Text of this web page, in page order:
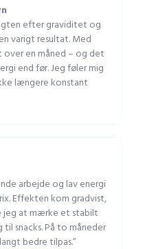
efter graviditet og
varigt resultat. Med
en måned – og det
end før. Jeg føler mig
længere konstant
arbejde og lav energi
Effekten kom gradvist,
jeg at mærke et stabilt
snacks. På to måneder
bedre tilpas.”